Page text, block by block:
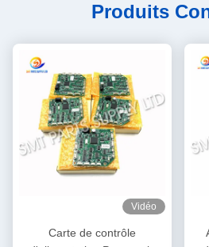
Produits
Vidéo
Carte de contrôle